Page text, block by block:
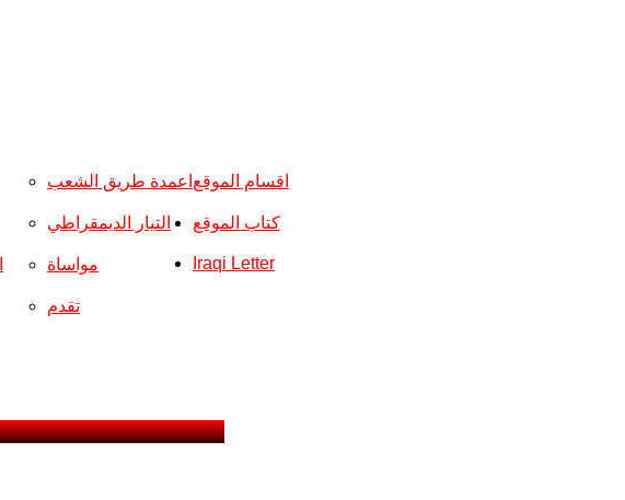
اقسام الموقع اعمدة طريق الشعب
التيار الديمقراطي
مواساة
تقدم
كتاب الموقع
Iraqi Letter